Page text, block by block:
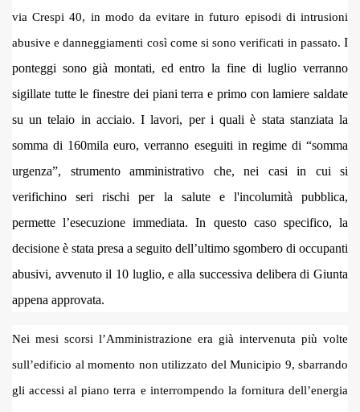
via Crespi 40, in modo da evitare in futuro episodi di intrusioni
abusive e danneggiamenti così come si sono verificati in passato. I
ponteggi sono già montati, ed entro la fine di luglio verranno
sigillate tutte le finestre dei piani terra e primo con lamiere saldate
su un telaio in acciaio. I lavori, per i quali è stata stanziata la
somma di 160mila euro, verranno eseguiti in regime di “somma
urgenza”, strumento amministrativo che, nei casi in cui si
verifichino seri rischi per la salute e l'incolumità pubblica,
permette l’esecuzione immediata. In questo caso specifico, la
decisione è stata presa a seguito dell’ultimo sgombero di occupanti
abusivi, avvenuto il 10 luglio, e alla successiva delibera di Giunta
appena approvata.
Nei mesi scorsi l’Amministrazione era già intervenuta più volte
sull’edificio al momento non utilizzato del Municipio 9, sbarrando
gli accessi al piano terra e interrompendo la fornitura dell’energia